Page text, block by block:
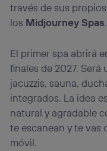
través de sus
los Midjourney Spas.
El primer spa abrirá
finales de 2027.
jacuzzis, sauna,
integrados. La idea
natural y agradable
te escanean y te vas
móvil.